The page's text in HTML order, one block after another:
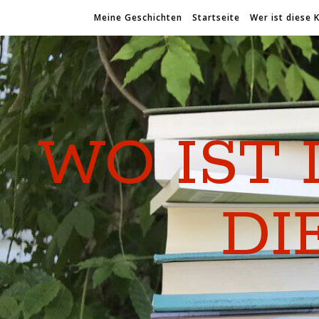
Meine Geschichten Startseite Wer ist diese
WO IST